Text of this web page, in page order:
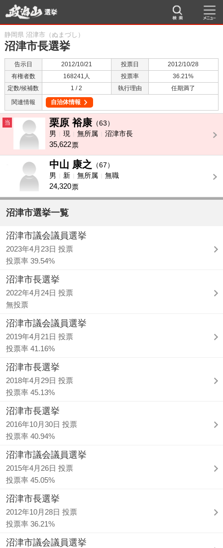
選挙
静岡県 沼津市（ぬまづし）
沼津市長選挙
告示日 2012/10/21 投票日
2012/10/28
有権者数
168241人 投票率
36.21%
定数/候補数
1 / 2 執行理由
任期満了
関連情報
自治体情報
当 栗原 裕康 （63）
男
現 無所属 沼津市長
35,622票
中山 康之
（67）
男
新 無所属 無職
24,320票
沼津市選挙一覧
沼津市議会議員選挙
2023年4月23日 投票
投票率 39.54%
沼津市長選挙
2022年4月24日 投票
無投票
沼津市議会議員選挙
2019年4月21日 投票
投票率 41.16%
沼津市長選挙
2018年4月29日 投票
投票率 45.13%
沼津市長選挙
2016年10月30日 投票
投票率 40.94%
沼津市議会議員選挙
2015年4月26日 投票
投票率 45.05%
沼津市長選挙
2012年10月28日 投票
投票率 36.21%
沼津市議会議員選挙